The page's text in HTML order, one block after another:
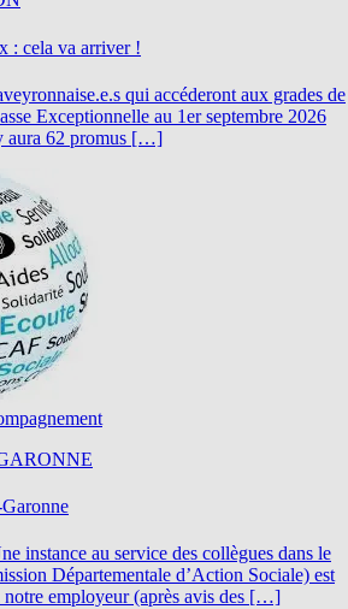
: cela va arriver !
qui accéderont aux grades de
Exceptionnelle au 1er septembre 2026
aura 62 promus […]
instance au service des collègues dans le
Départementale d’Action Sociale) est
notre employeur (après avis des […]